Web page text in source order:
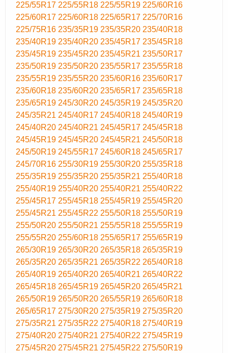
225/55R17 225/55R18 225/55R19 225/60R16
225/60R17 225/60R18 225/65R17 225/70R16
225/75R16 235/35R19 235/35R20 235/40R18
235/40R19 235/40R20 235/45R17 235/45R18
235/45R19 235/45R20 235/45R21 235/50R17
235/50R19 235/50R20 235/55R17 235/55R18
235/55R19 235/55R20 235/60R16 235/60R17
235/60R18 235/60R20 235/65R17 235/65R18
235/65R19 245/30R20 245/35R19 245/35R20
245/35R21 245/40R17 245/40R18 245/40R19
245/40R20 245/40R21 245/45R17 245/45R18
245/45R19 245/45R20 245/45R21 245/50R18
245/50R19 245/55R17 245/60R18 245/65R17
245/70R16 255/30R19 255/30R20 255/35R18
255/35R19 255/35R20 255/35R21 255/40R18
255/40R19 255/40R20 255/40R21 255/40R22
255/45R17 255/45R18 255/45R19 255/45R20
255/45R21 255/45R22 255/50R18 255/50R19
255/50R20 255/50R21 255/55R18 255/55R19
255/55R20 255/60R18 255/65R17 255/65R19
265/30R19 265/30R20 265/35R18 265/35R19
265/35R20 265/35R21 265/35R22 265/40R18
265/40R19 265/40R20 265/40R21 265/40R22
265/45R18 265/45R19 265/45R20 265/45R21
265/50R19 265/50R20 265/55R19 265/60R18
265/65R17 275/30R20 275/35R19 275/35R20
275/35R21 275/35R22 275/40R18 275/40R19
275/40R20 275/40R21 275/40R22 275/45R19
275/45R20 275/45R21 275/45R22 275/50R19